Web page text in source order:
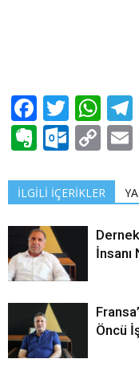
Evernote
İLGİLİ İÇERİKLER
İnsanı
Öncü